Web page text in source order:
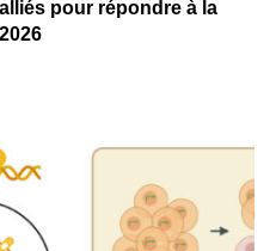
pour répondre à la